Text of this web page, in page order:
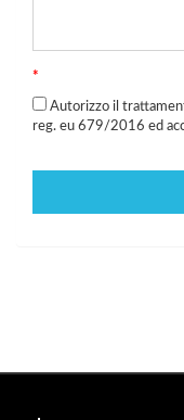
*
Autorizzo il
reg. eu 679/2016 ed